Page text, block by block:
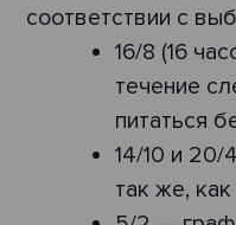
соответствии с
16/8 (16
течение
питаться
14/10 и 20/
так же,